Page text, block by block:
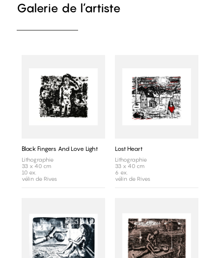
Galerie de l’artiste
Black Fingers And Love Light
Lithographie
33 x 40 cm
10 ex.
vélin de Rives
Lost Heart
Lithographie
33 x 40 cm
6 ex.
vélin de Rives